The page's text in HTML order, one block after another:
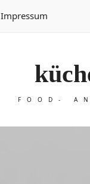
Impressum
FOOD-